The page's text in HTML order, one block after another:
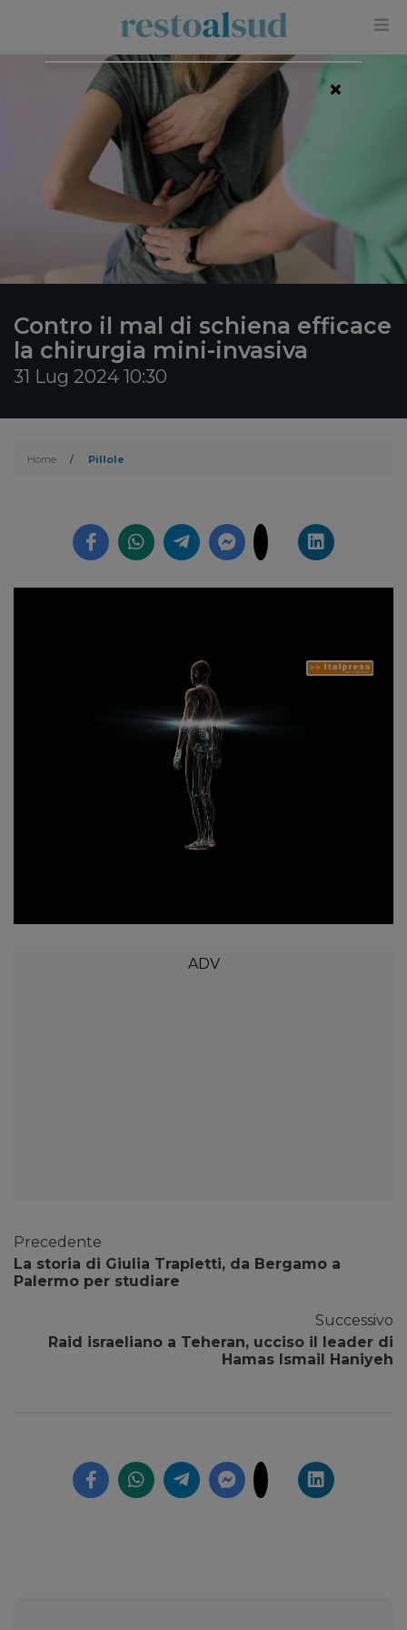
Contro il mal di schiena efficace
la chirurgia mini-invasiva
31 Lug 2024 10:30
Home / Pillole
Precedente
La storia di Giulia Trapletti, da Bergamo a
Palermo per studiare
Successivo
Raid israeliano a Teheran, ucciso il leader di
Hamas Ismail Haniyeh
×